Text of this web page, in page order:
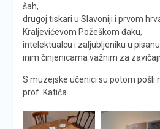
šah,
drugoj tiskari u Slavoniji i prvom
Kraljevićevom Požeškom đaku,
intelektualcu i zaljubljeniku u
inim činjenicama važnim za
S muzejske učenici su potom pošli
prof. Katića.